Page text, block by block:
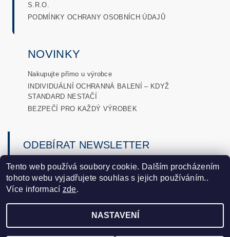
S.R.O.
PODMÍNKY OCHRANY OSOBNÍCH ÚDAJŮ
NOVINKY
Nakupujte přímo u výrobce
INDIVIDUÁLNÍ OCHRANNÁ BALENÍ – KDYŽ
STANDARD NESTAČÍ
BEZPEČÍ PRO KAŽDÝ VÝROBEK
ODEBÍRAT NEWSLETTER
→
Vložením e-mailu souhlasíte s podmínkami ochrany osobních
údajů .
2026 ©DLobaly, všechna práva vyhrazena
Tento web používá soubory cookie. Dalším procházením
tohoto webu vyjadřujete souhlas s jejich používáním..
Více informací zde.
NASTAVENÍ